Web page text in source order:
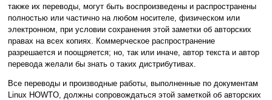
также их переводы, могут быть воспроизведены и распространены
полностью или частично на любом носителе, физическом или
электронном, при условии сохранения этой заметки об авторских
правах на всех копиях. Коммерческое распространение
разрешается и поощряется; но, так или иначе, автор текста и автор
перевода желали бы знать о таких дистрибутивах.
Все переводы и производные работы, выполненные по документам
Linux HOWTO, должны сопровождаться этой заметкой об авторских